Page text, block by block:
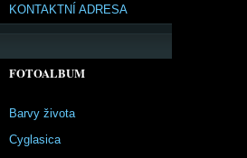
KONTAKTNÍ ADRESA
FOTOALBUM
Barvy života
Cyglasica